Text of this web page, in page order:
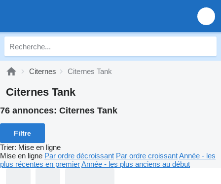
Citernes Citernes Tank
Citernes Tank
76 annonces: Citernes Tank
Filtre
Trier: Mise en ligne
Mise en ligne Par ordre décroissant Par ordre croissantAnnée - les
plus récentes en premierAnnée - les plus anciens au début